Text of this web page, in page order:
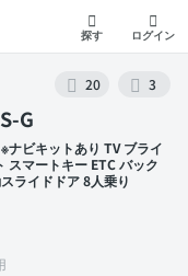
探す ログイン
20 3
G
ナビキットあり TV ブライ
スマートキー ETC バック
ライドドア 8人乗り